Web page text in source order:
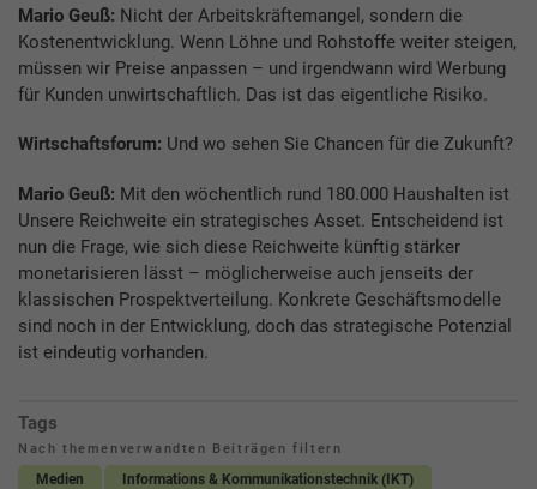
Mario Geuß: Nicht der Arbeitskräftemangel, sondern die
Kostenentwicklung. Wenn Löhne und Rohstoffe weiter steigen,
müssen wir Preise anpassen – und irgendwann wird Werbung
für Kunden unwirtschaftlich. Das ist das eigentliche Risiko.
Wirtschaftsforum: Und wo sehen Sie Chancen für die Zukunft?
Mario Geuß: Mit den wöchentlich rund 180.000 Haushalten ist
Unsere Reichweite ein strategisches Asset. Entscheidend ist
nun die Frage, wie sich diese Reichweite künftig stärker
monetarisieren lässt – möglicherweise auch jenseits der
klassischen Prospektverteilung. Konkrete Geschäftsmodelle
sind noch in der Entwicklung, doch das strategische Potenzial
ist eindeutig vorhanden.
Tags
Nach themenverwandten Beiträgen filtern
Medien Informations & Kommunikationstechnik (IKT)